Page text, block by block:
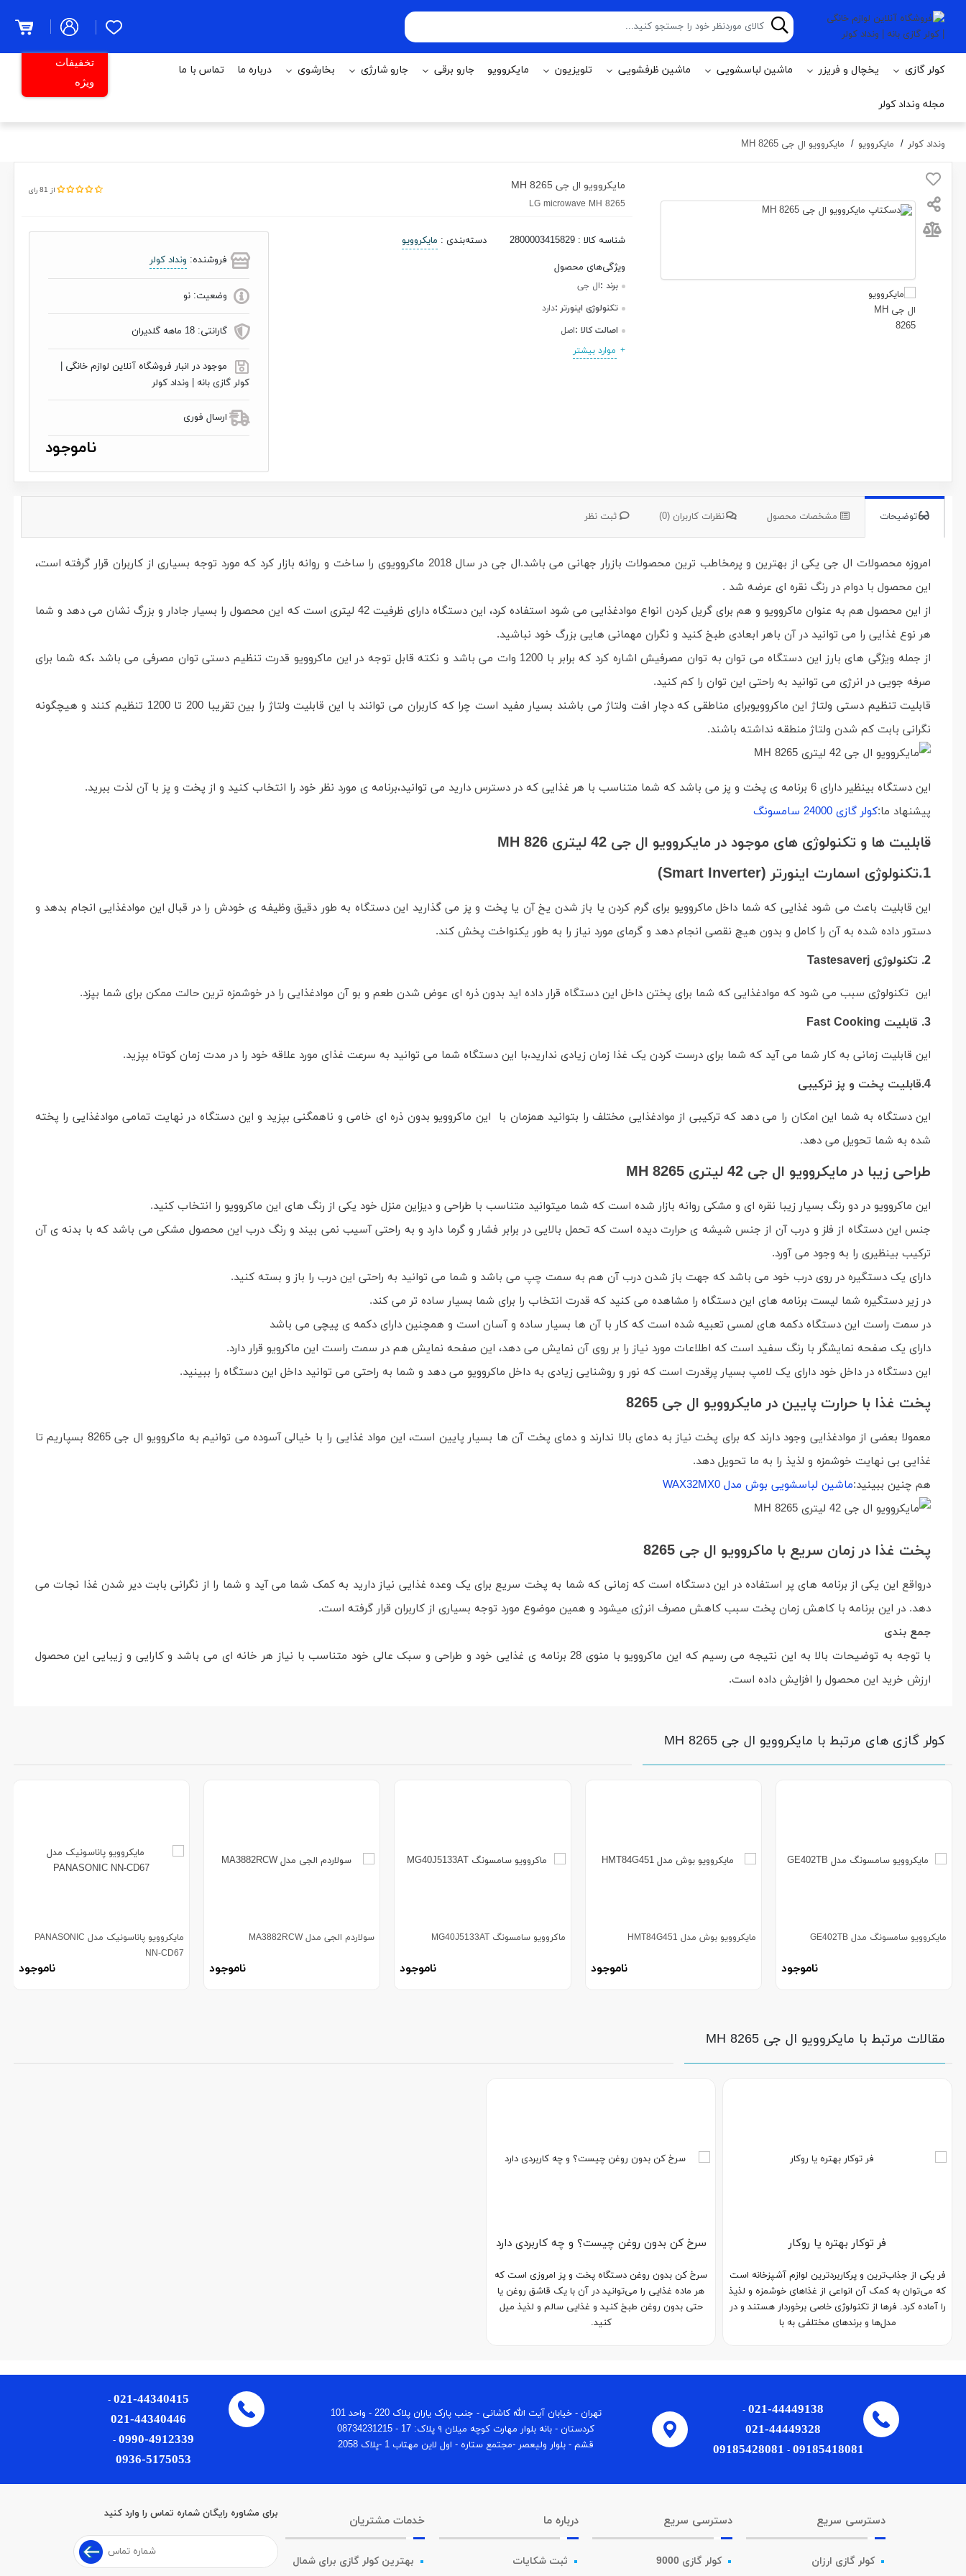
کولر گازی يخچال و فریزر ماشين لباسشویی ماشين ظرفشویی تلويزيون مایکروویو جارو برقی جارو شارژی بخارشوی درباره ما تماس با ما
مجله ونداد کولر
تخفیفات
ویژه
ونداد کولر مایکروویو مایکروویو ال جی MH 8265
مایکروویو ال جی MH 8265
LG microwave MH 8265
از 81 رای
شناسه کالا :
2800003415829 دسته‌بندی : مایکروویو
ویژگی‌های محصول
برند :ال جی
تکنولوژی اینورتر :دارد
اصالت کالا :اصل
موارد بیشتر
فروشنده: ونداد کولر
وضعیت: نو
گارانتی:
موجود در انبار فروشگاه آنلاین لوازم خانگی |
کولر گازی بانه | ونداد کولر
ارسال فوری
ناموجود
توضیحات مشخصات محصول نظرات کاربران (0) ثبت نظر
امروزه محصولات ال جی یکی از بهترین و پرمخاطب ترین محصولات بازرار جهانی می باشد.ال جی در سال 2018 ماکروویوی را ساخت و روانه بازار کرد که مورد توجه بسیاری از کاربران قرار گرفته است،
این محصول با دوام در رنگ نقره ای عرضه شد .
از این محصول هم به عنوان ماکروویو و هم برای گریل کردن انواع موادغذایی می شود استفاده کرد، این دستگاه دارای ظرفیت 42 لیتری است که این محصول را بسیار جادار و بزرگ نشان می دهد و شما
هر نوع غذایی را می توانید در آن باهر ابعادی طبخ کنید و نگران مهمانی هایی بزرگ خود نباشید.
از جمله ویژگی های بارز این دستگاه می توان به توان مصرفیش اشاره کرد که برابر با 1200 وات می باشد و نکته قابل توجه در این ماکروویو قدرت تنظیم دستی توان مصرفی می باشد ،که شما برای
صرفه جویی در انرژی می توانید به راحتی این توان را کم کنید.
قابلیت تنظیم دستی ولتاژ این ماکروویوبرای مناطقی که دچار افت ولتاژ می باشند بسیار مفید است چرا که کاربران می توانند با این قابلیت ولتاژ را بین تقریبا 200 تا 1200 تنظیم کنند و هیچگونه
نگرانی بابت کم شدن ولتاژ منطقه نداشته باشند.
این دستگاه بینظیر دارای 6 برنامه ی پخت و پز می باشد که شما متناسب با هر غذایی که در دسترس دارید می توانید،برنامه ی مورد نظر خود را انتخاب کنید و از پخت و پز با آن لذت ببرید.
پیشنهاد ما:کولر گازی 24000 سامسونگ
قابلیت ها و تکنولوژی های موجود در مایکروویو ال جی 42 لیتری MH 826
1.تکنولوژی اسمارت اینورتر (Smart Inverter)
این قابلیت باعث می شود غذایی که شما داخل ماکروویو برای گرم کردن یا باز شدن یخ آن یا پخت و پز می گذارید این دستگاه به طور دقیق وظیفه ی خودش را در قبال این موادغذایی انجام بدهد و
دستور داده شده به آن را کامل و بدون هیچ نقصی انجام دهد و گرمای مورد نیاز را به طور یکنواخت پخش کند.
2. تکنولوژی Tastesaverj
این تکنولوژی سبب می شود که موادغذایی که شما برای پختن داخل این دستگاه قرار داده اید بدون ذره ای عوض شدن طعم و بو آن موادغذایی را در خوشمزه ترین حالت ممکن برای شما بپزد.
3. قابلیت Fast Cooking
این قابلیت زمانی به کار شما می آید که شما برای درست کردن یک غذا زمان زیادی ندارید،با این دستگاه شما می توانید به سرعت غذای مورد علاقه خود را در مدت زمان کوتاه بپزید.
4.قابلیت پخت و پز ترکیبی
این دستگاه به شما این امکان را می دهد که ترکیبی از موادغذایی مختلف را بتوانید همزمان با این ماکروویو بدون ذره ای خامی و ناهمگنی بپزید و این دستگاه در نهایت تمامی موادغذایی را پخته
شده به شما تحویل می دهد.
طراحی زیبا در مایکروویو ال جی 42 لیتری MH 8265
این ماکروویو در دو رنگ بسیار زیبا نقره ای و مشکی روانه بازار شده است که شما میتوانید متناسب با طراحی و دیزاین منزل خود یکی از رنگ های این ماکروویو را انتخاب کنید.
جنس این دستگاه از فلز و درب آن از جنس شیشه ی حرارت دیده است که تحمل بالایی در برابر فشار و گرما دارد و به راحتی آسیب نمی بیند و رنگ درب این محصول مشکی می باشد که با بدنه ی آن
ترکیب بینظیری را به وجود می آورد.
دارای یک دستگیره در روی درب خود می باشد که جهت باز شدن درب آن هم به سمت چپ می باشد و شما می توانید به راحتی این درب را باز و بسته کنید.
در زیر دستگیره شما لیست برنامه های این دستگاه را مشاهده می کنید که قدرت انتخاب را برای شما بسیار ساده تر می کند.
در سمت راست این دستگاه دکمه های لمسی تعبیه شده است که کار با آن ها بسیار ساده و آسان است و همچنین دارای دکمه ی پیچی می باشد
دارای یک صفحه نمایشگر با رنگ سفید است که اطلاعات مورد نیاز را بر روی آن نمایش می دهد، این صفحه نمایش هم در سمت راست این ماکرویو قرار دارد.
این دستگاه در داخل خود دارای یک لامپ بسیار پرقدرت است که نور و روشنایی زیادی به داخل ماکروویو می دهد و شما به راحتی می توانید داخل این دستگاه را ببینید.
پخت غذا با حرارت پایین در مایکروویو ال جی 8265
معمولا بعضی از موادغذایی وجود دارند که برای پخت نیاز به دمای بالا ندارند و دمای پخت آن ها بسیار پایین است، این مواد غذایی را با خیالی آسوده می توانیم به ماکروویو ال جی 8265 بسپاریم تا
غذایی بی نهایت خوشمزه و لذیذ را به ما تحویل دهد.
هم چنین ببینید:ماشین لباسشویی بوش مدل WAX32MX0
پخت غذا در زمان سریع با ماکروویو ال جی 8265
درواقع این یکی از برنامه های پر استفاده در این دستگاه است که زمانی که شما به پخت سریع برای یک وعده غذایی نیاز دارید به کمک شما می آید و شما را از نگرانی بابت دیر شدن غذا نجات می
دهد. در این برنامه با کاهش زمان پخت سبب کاهش مصرف انرژی میشود و همین موضوع مورد توجه بسیاری از کاربران قرار گرفته است.
جمع بندی
با توجه به توضیحات بالا به این نتیجه می رسیم که این ماکروویو با منوی 28 برنامه ی غذایی خود و طراحی و سبک عالی خود متناسب با نیاز هر خانه ای می باشد و کارایی و زیبایی این محصول
ارزش خرید این محصول را افزایش داده است.
کولر گازی های مرتبط با مایکروویو ال جی MH 8265
مایکروویو سامسونگ مدل GE402TB
ناموجود
مایکروویو بوش مدل HMT84G451
ناموجود
ماکروویو سامسونگ MG40J5133AT
ناموجود
سولاردم الجی مدل MA3882RCW
ناموجود
مایکروویو پاناسونیک مدل PANASONIC
NN-CD67
ناموجود
مقالات مرتبط با مایکروویو ال جی MH 8265
فر توکار بهتره یا روکار
فر یکی از جذاب‌ترین و پرکاربردترین لوازم آشپزخانه است
که می‌توان به کمک آن انواعی از غذاهای خوشمزه و لذیذ
را آماده کرد. فرها از تکنولوژی خاصی برخوردار هستند و در
مدل‌ها و برندهای مختلفی به با
سرخ کن بدون روغن چیست؟ و چه کاربردی دارد
سرخ کن بدون روغن دستگاه پخت و پز امروزی است که
هر ماده غذایی را می‌توانید در آن با یک قاشق روغن یا
حتی بدون روغن طبخ کنید و غذایی سالم و لذیذ میل
کنید.
021-44449138
-
021-44449328
09185418081
-
09185428081
تهران - خیابان آیت الله کاشانی - جنب پارک یاران پلاک 220 - واحد 101
كردستان - بانه بلوار مهارت كوچه میلان ٩ پلاک: 17 - 08734231215
قشم - بلوار ولیعصر -مجتمع ستاره - اول لاین مهتاب 1 -پلاک 2058
021-44340415
-
021-44340446
0990-4912339
-
0936-5175053
دسترسی سریع
کولر گازی ارزان
دسترسی سریع
کولر گازی 9000
درباره ما
ثبت شکایات
خدمات مشتریان
بهترین کولر گازی برای شمال
برای مشاوره رایگان شماره تماس را وارد کنید